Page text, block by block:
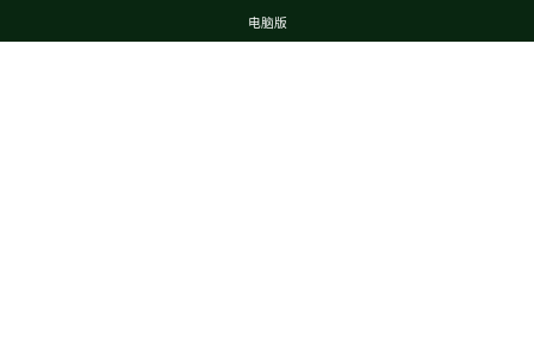
电脑版